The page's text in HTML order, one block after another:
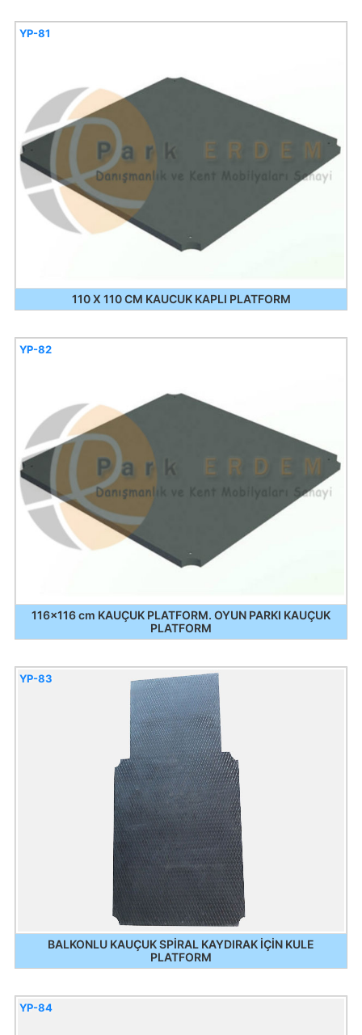
110 X 110 CM KAUCUK KAPLI PLATFORM
YP-81
116x116 cm KAUÇUK PLATFORM. OYUN PARKI KAUÇUK
PLATFORM
YP-82
BALKONLU KAUÇUK SPİRAL KAYDIRAK İÇİN KULE
PLATFORM
YP-83
YP-84